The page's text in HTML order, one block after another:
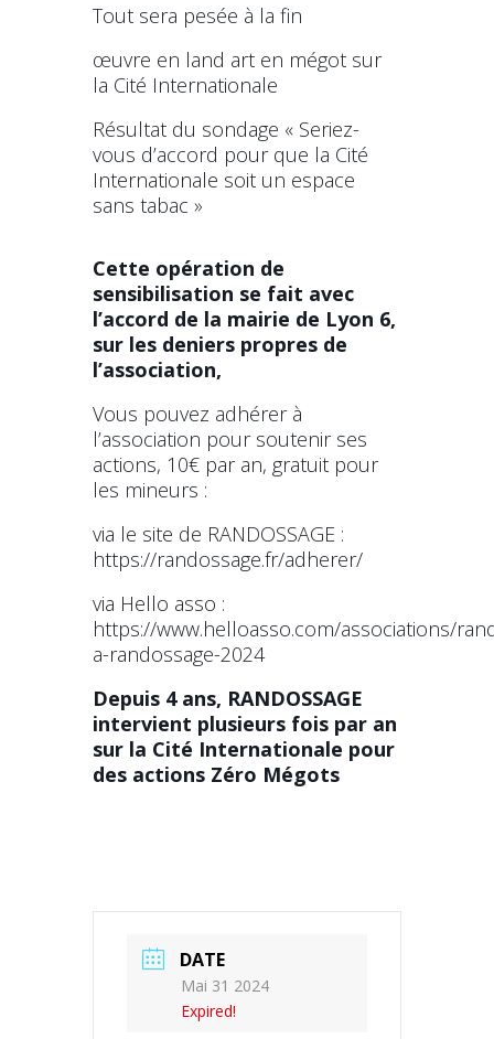
Tout sera pesée à la fin
œuvre en land art en mégot sur
la Cité Internationale
Résultat du sondage « Seriez-
vous d’accord pour que la Cité
Internationale soit un espace
sans tabac »
Cette opération de
sensibilisation se fait avec
l’accord de la mairie de Lyon 6,
sur les deniers propres de
l’association,
Vous pouvez adhérer à
l’association pour soutenir ses
actions, 10€ par an, gratuit pour
les mineurs :
via le site de RANDOSSAGE :
https://randossage.fr/adherer/
via Hello asso :
https://www.helloasso.com/associations/
a-randossage-2024
Depuis 4 ans, RANDOSSAGE
intervient plusieurs fois par an
sur la Cité Internationale pour
des actions Zéro Mégots
DATE
Mai 31 2024
Expired!